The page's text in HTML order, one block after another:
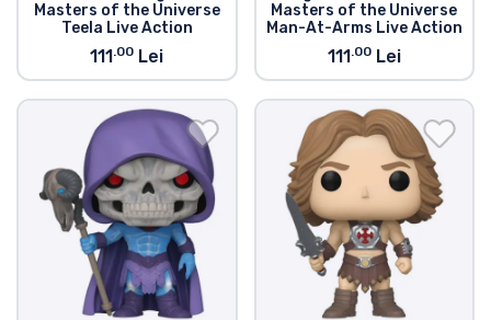
Masters of the Universe
Teela Live Action
111 .00 Lei
Masters of the Universe
Man-At-Arms Live Action
111.00Lei